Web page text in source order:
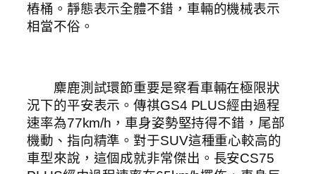
樁桶。靜態表示全體不錯，車輛的機械表示
相當不俗。
麋鹿測試環節重要是察看車輛在極限狀
況下的平安表示。傳祺GS4 PLUS經由過程
速率為77km/h，車身姿勢堅持得不錯，尾部
機動、指向精準。對于SUV這種重心較高的
車型來說，這個成就非常傑出。長安CS75